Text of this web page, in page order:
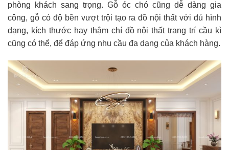
phòng khách sang trọng. Gỗ óc chó cũng dễ dàng gia
công, gỗ có độ bền vượt trội tạo ra đồ nội thất với đủ hình
dạng, kích thước hay thậm chí đồ nội thất trang trí cầu kì
cũng có thể, để đáp ứng nhu cầu đa dạng của khách hàng.